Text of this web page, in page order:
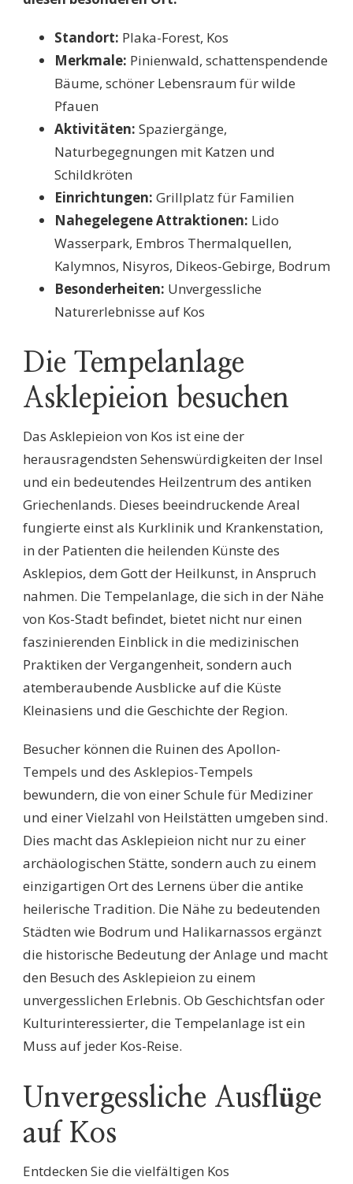
Standort: Plaka-Forest, Kos
Merkmale: Pinienwald, schattenspendende
Bäume, schöner Lebensraum für wilde
Pfauen
Aktivitäten: Spaziergänge,
Naturbegegnungen mit Katzen und
Schildkröten
Einrichtungen: Grillplatz für Familien
Nahegelegene Attraktionen: Lido
Wasserpark, Embros Thermalquellen,
Kalymnos, Nisyros, Dikeos-Gebirge, Bodrum
Besonderheiten: Unvergessliche
Naturerlebnisse auf Kos
Die Tempelanlage
Asklepieion besuchen
Das Asklepieion von Kos ist eine der
herausragendsten Sehenswürdigkeiten der Insel
und ein bedeutendes Heilzentrum des antiken
Griechenlands. Dieses beeindruckende Areal
fungierte einst als Kurklinik und Krankenstation,
in der Patienten die heilenden Künste des
Asklepios, dem Gott der Heilkunst, in Anspruch
nahmen. Die Tempelanlage, die sich in der Nähe
von Kos-Stadt befindet, bietet nicht nur einen
faszinierenden Einblick in die medizinischen
Praktiken der Vergangenheit, sondern auch
atemberaubende Ausblicke auf die Küste
Kleinasiens und die Geschichte der Region.
Besucher können die Ruinen des Apollon-
Tempels und des Asklepios-Tempels
bewundern, die von einer Schule für Mediziner
und einer Vielzahl von Heilstätten umgeben sind.
Dies macht das Asklepieion nicht nur zu einer
archäologischen Stätte, sondern auch zu einem
einzigartigen Ort des Lernens über die antike
heilerische Tradition. Die Nähe zu bedeutenden
Städten wie Bodrum und Halikarnassos ergänzt
die historische Bedeutung der Anlage und macht
den Besuch des Asklepieion zu einem
unvergesslichen Erlebnis. Ob Geschichtsfan oder
Kulturinteressierter, die Tempelanlage ist ein
Muss auf jeder Kos-Reise.
Unvergessliche Ausflüge
auf Kos
Entdecken Sie die vielfältigen Kos